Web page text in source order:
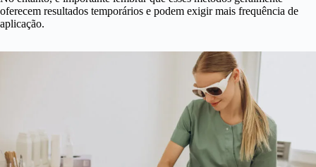
oferecem resultados temporários e podem exigir mais frequência de
aplicação.